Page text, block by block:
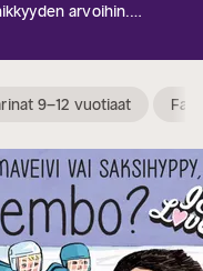
arvoihin.
Olipa kyseessä
liikuntaa.
9–12 vuotiaat